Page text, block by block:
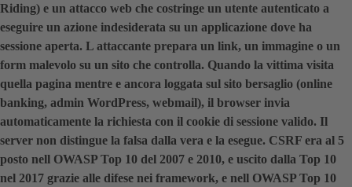
Riding) e un attacco web che costringe un utente autenticato a
eseguire un azione indesiderata su un applicazione dove ha
sessione aperta. L attaccante prepara un link, un immagine o un
form malevolo su un sito che controlla. Quando la vittima visita
quella pagina mentre e ancora loggata sul sito bersaglio (online
banking, admin WordPress, webmail), il browser invia
automaticamente la richiesta con il cookie di sessione valido. Il
server non distingue la falsa dalla vera e la esegue. CSRF era al 5
posto nell OWASP Top 10 del 2007 e 2010, e uscito dalla Top 10
nel 2017 grazie alle difese nei framework, e nell OWASP Top 10